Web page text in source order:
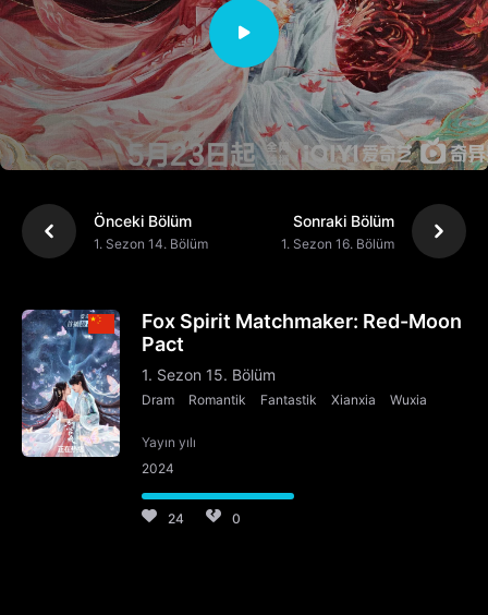
Önceki Bölüm
1. Sezon 14. Bölüm
Sonraki Bölüm
1. Sezon 16. Bölüm
Fox Spirit Matchmaker: Red-Moon
Pact
1. Sezon 15. Bölüm
Dram Romantik Fantastik Xianxia Wuxia
Yayın yılı
2024
24 0